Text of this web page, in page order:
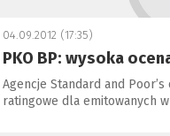
04.09.2012 (17:35)
PKO BP: wysoka
Agencje Standard and Poor’s
ratingowe dla emitowanych